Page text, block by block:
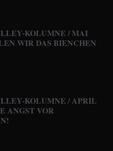
KOLUMNE / MAI
WIR DAS BIENCHEN
KOLUMNE / APRIL
ANGST VOR